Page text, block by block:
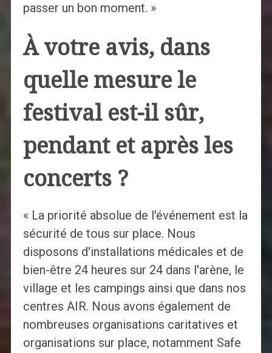
passer un bon moment. »
À votre avis, dans
quelle mesure le
festival est-il sûr,
pendant et après les
concerts ?
« La priorité absolue de l'événement est la
sécurité de tous sur place. Nous
disposons d'installations médicales et de
bien-être 24 heures sur 24 dans l'arène, le
village et les campings ainsi que dans nos
centres AIR. Nous avons également de
nombreuses organisations caritatives et
organisations sur place, notamment Safe